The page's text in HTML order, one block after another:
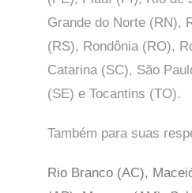
Grande do Norte (RN),
(RS), Rondônia (RO),
Catarina (SC), São
(SE) e Tocantins (TO).
Também para suas
Rio Branco (AC),